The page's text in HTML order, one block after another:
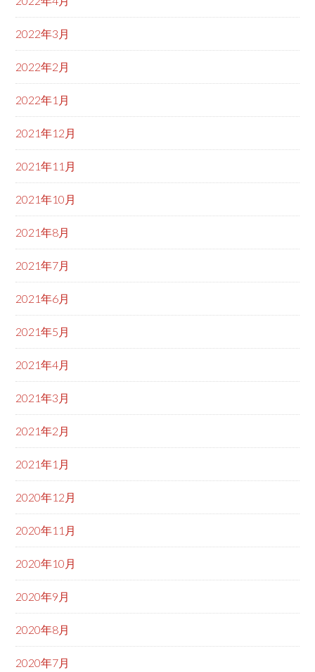
2022年3月
2022年2月
2022年1月
2021年12月
2021年11月
2021年10月
2021年8月
2021年7月
2021年6月
2021年5月
2021年4月
2021年3月
2021年2月
2021年1月
2020年12月
2020年11月
2020年10月
2020年9月
2020年8月
2020年7月